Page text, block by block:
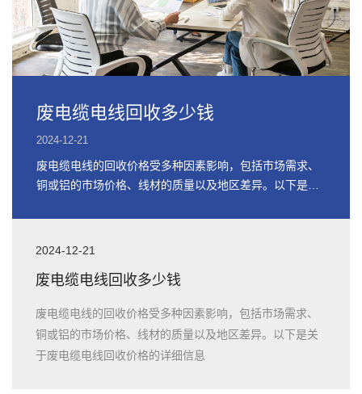
废电缆电线回收多少钱
2024-12-21
废电缆电线的回收价格受多种因素影响，包括市场需求、
铜或铝的市场价格、线材的质量以及地区差异。以下是关
2024-12-21
废电缆电线回收多少钱
废电缆电线的回收价格受多种因素影响，包括市场需求、
铜或铝的市场价格、线材的质量以及地区差异。以下是关
于废电缆电线回收价格的详细信息